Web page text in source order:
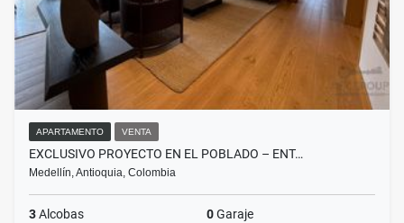
APARTAMENTO VENTA
EXCLUSIVO PROYECTO EN EL POBLADO – ENT…
Medellín, Antioquia, Colombia
3Alcobas 0Garaje